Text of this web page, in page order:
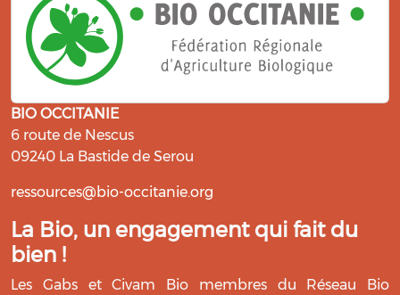
BIO OCCITANIE
6 route de Nescus
09240 La Bastide de Serou
ressources@bio-occitanie.org
La Bio, un engagement qui fait du
bien !
Les Gabs et Civam Bio membres du Réseau Bio